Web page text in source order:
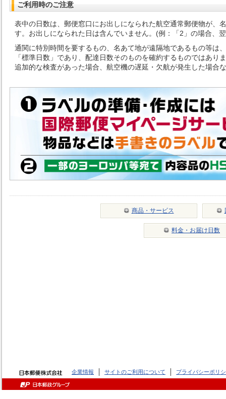
ご利用時のご注意
表中の日数は、郵便窓口にお出しになられた航空通常郵便物が、
す。お出しになられた日は含んでいません。(例：「2」の場合、
通関に特別時間を要するもの、名あて地が遠隔地であるもの等は
「標準日数」であり、配達日数そのものを確約するものではあ
追加的な検査があった場合、航空機の遅延・欠航が発生した場合
商品・サービス
料金・お届け日数
企業情報 サイトのご利用について プライバシーポリ